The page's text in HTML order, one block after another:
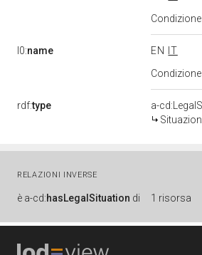
l0:name EN
IT
rdf:type
a-
RELAZIONI INVERSE
è a-cd:hasLegalSituation di 1 risorsa